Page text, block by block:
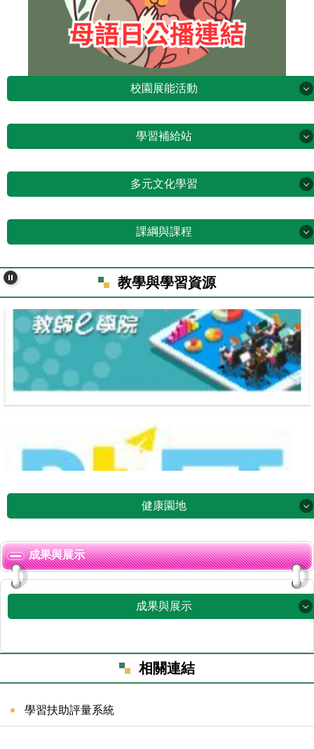
校園展能活動
學生優良短文
學習補給站
康軒雲學校
多元文化學習
新住民數位資訊網
新住民培力發展資訊網
課綱與課程
國教課綱暨課程計畫
公開授課
新北市課程計畫備查網站
教學與學習資源
健康園地
中央餐廚專區
表單下載區
成果與展示
成果與展示
母語日專區
家庭教育專區
相關連結
學習扶助評量系統